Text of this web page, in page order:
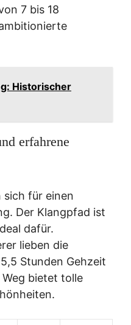
7 bis 18
Historischer
erfahrene
sich für einen
Der Klangpfad ist
dafür.
lieben die
Stunden Gehzeit
bietet tolle